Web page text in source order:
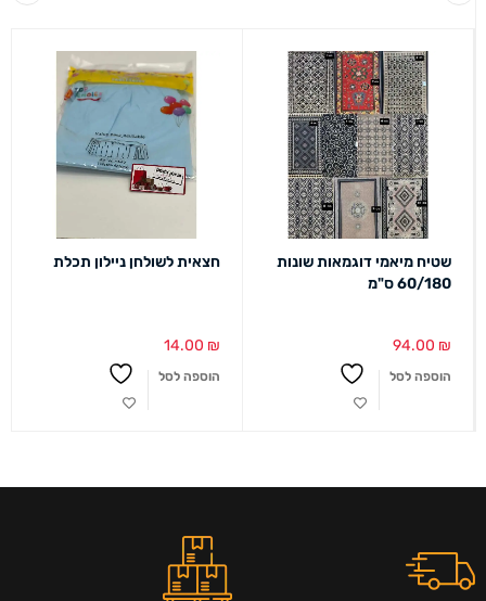
שטיח מיאמי דוגמאות שונות
60/180 ס"מ
94.00 ₪
הוספה לסל
חצאית לשולחן ניילון תכלת
14.00 ₪
הוספה לסל